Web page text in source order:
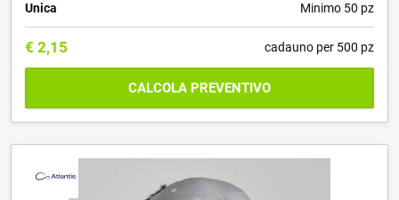
Unica Minimo 50 pz
€ 2,15 cadauno per 500 pz
CALCOLA PREVENTIVO